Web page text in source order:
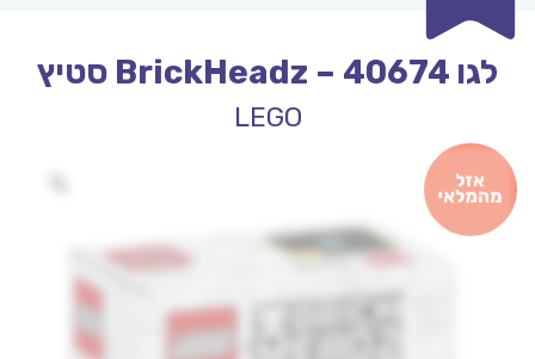
לגו 40674 – BrickHeadz סטיץ
LEGO